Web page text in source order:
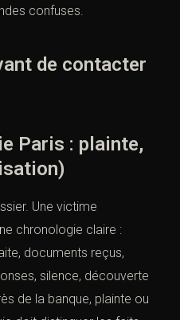
confuses.
de contacter
Paris : plainte,
Une victime
chronologie claire :
documents reçus,
silence, découverte
de la banque, plainte ou